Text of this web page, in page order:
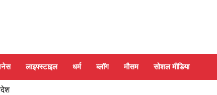
लाइफ्स्टाइल धर्म ब्लॉग मौसम सोशल मीडिया